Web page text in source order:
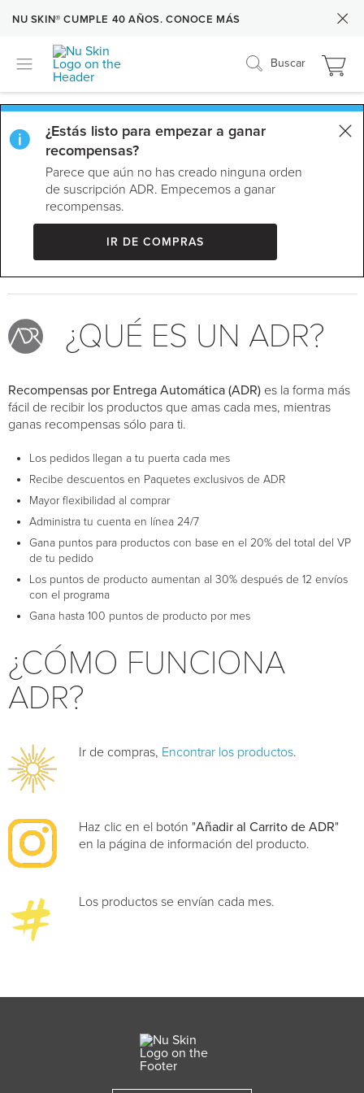
NU SKIN® CUMPLE 40 AÑOS. CONOCE MÁS
Buscar
Parece que aún no has creado ninguna orden
de suscripción ADR. Empecemos a ganar
recompensas.
Ir de compras
¿QUÉ ES UN ADR?
Recompensas por Entrega Automática (ADR) es la forma más
fácil de recibir los productos que amas cada mes, mientras
ganas recompensas sólo para ti.
Los pedidos llegan a tu puerta cada mes
Recibe descuentos en Paquetes exclusivos de ADR
Mayor flexibilidad al comprar
Administra tu cuenta en línea 24/7
Gana puntos para productos con base en el 20% del total del VP
de tu pedido
Los puntos de producto aumentan al 30% después de 12 envíos
con el programa
Gana hasta 100 puntos de producto por mes
¿CÓMO FUNCIONA
ADR?
Ir de compras, Encontrar los productos.
Haz clic en el botón "Añadir al Carrito de ADR"
en la página de información del producto.
Los productos se envían cada mes.